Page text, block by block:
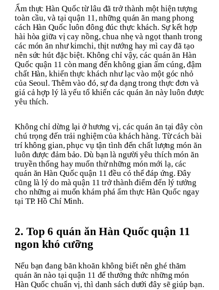
Ẩm thực Hàn Quốc từ lâu đã trở thành một hiện tượng
toàn cầu, và tại quận 11, những quán ăn mang phong
cách Hàn Quốc luôn đông đúc thực khách. Sự kết hợp
hài hòa giữa vị cay nồng, chua nhẹ và ngọt thanh trong
các món ăn như kimchi, thịt nướng hay mì cay đã tạo
nên sức hút đặc biệt. Không chỉ vậy, các quán ăn Hàn
Quốc quận 11 còn mang đến không gian ấm cúng, đậm
chất Hàn, khiến thực khách như lạc vào một góc nhỏ
của Seoul. Thêm vào đó, sự đa dạng trong thực đơn và
giá cả hợp lý là yếu tố khiến các quán ăn này luôn được
yêu thích.
Không chỉ dừng lại ở hương vị, các quán ăn tại đây còn
chú trọng đến trải nghiệm của khách hàng. Từ cách bài
trí không gian, phục vụ tận tình đến chất lượng món ăn
luôn được đảm bảo. Dù bạn là người yêu thích món ăn
truyền thống hay muốn thử những món mới lạ, các
quán ăn Hàn Quốc quận 11 đều có thể đáp ứng. Đây
cũng là lý do mà quận 11 trở thành điểm đến lý tưởng
cho những ai muốn khám phá ẩm thực Hàn Quốc ngay
tại TP. Hồ Chí Minh.
2. Top 6 quán ăn Hàn Quốc quận 11
ngon khó cưỡng
Nếu bạn đang băn khoăn không biết nên ghé thăm
quán ăn nào tại quận 11 để thưởng thức những món
Hàn Quốc chuẩn vị, thì danh sách dưới đây sẽ giúp bạn.